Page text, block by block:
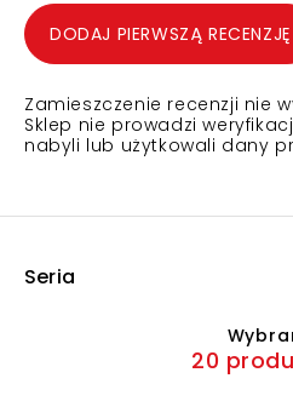
DODAJ PIERWSZĄ RECENZJĘ
Zamieszczenie recenzji nie
Sklep nie prowadzi
nabyli lub użytkowali dany
Seria
20